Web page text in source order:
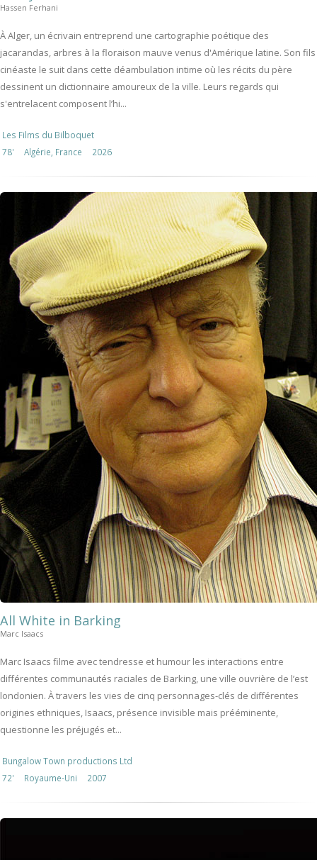
Hassen Ferhani
À Alger, un écrivain entreprend une cartographie poétique des
jacarandas, arbres à la floraison mauve venus d'Amérique latine. Son fils
cinéaste le suit dans cette déambulation intime où les récits du père
dessinent un dictionnaire amoureux de la ville. Leurs regards qui
s'entrelacent composent l’hi...
Les Films du Bilboquet
78'
Algérie, France 2026
All White in Barking
Marc Isaacs
Marc Isaacs filme avec tendresse et humour les interactions entre
différentes communautés raciales de Barking, une ville ouvrière de l’est
londonien. À travers les vies de cinq personnages-clés de différentes
origines ethniques, Isaacs, présence invisible mais prééminente,
questionne les préjugés et...
Bungalow Town productions Ltd
72'
Royaume-Uni 2007